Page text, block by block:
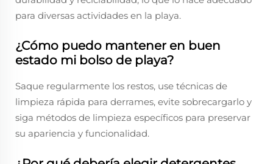
para diversas actividades en la playa.
¿Cómo puedo mantener en buen
estado mi bolso de playa?
Saque regularmente los restos, use técnicas de
limpieza rápida para derrames, evite sobrecargarlo y
siga métodos de limpieza específicos para preservar
su apariencia y funcionalidad.